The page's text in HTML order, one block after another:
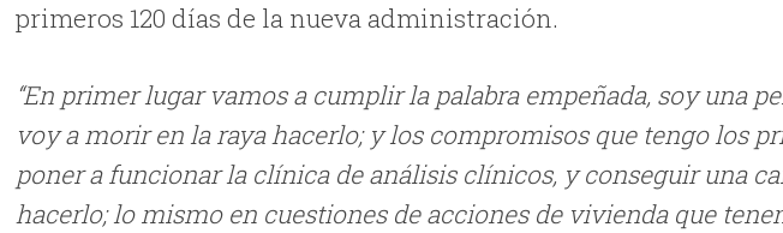
primeros 120 días de la nueva administración.
“En primer lugar vamos a cumplir la palabra empeñada, soy una
voy a morir en la raya hacerlo; y los compromisos que tengo los
poner a funcionar la clínica de análisis clínicos, y conseguir una
hacerlo; lo mismo en cuestiones de acciones de vivienda que